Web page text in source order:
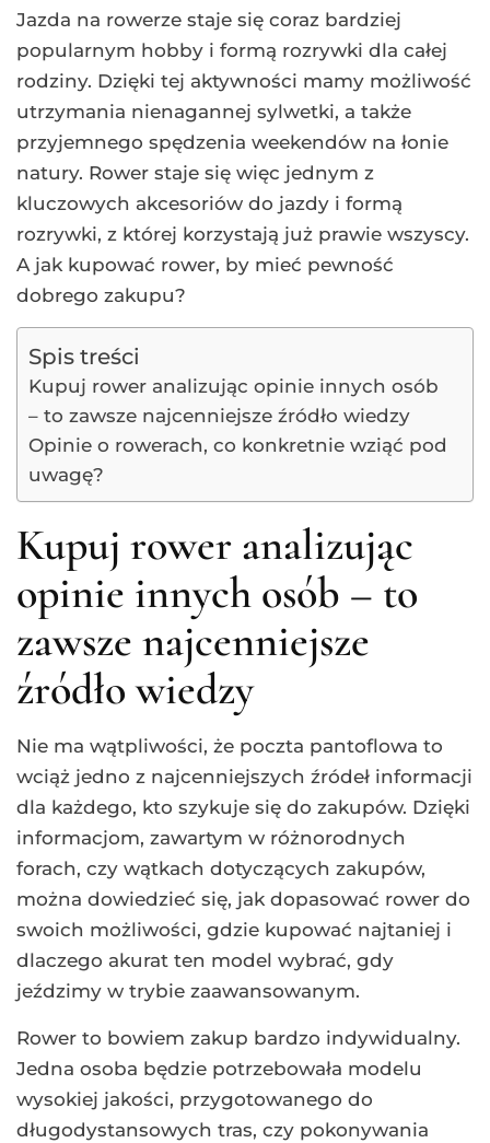
Jazda na rowerze staje się coraz bardziej
popularnym hobby i formą rozrywki dla całej
rodziny. Dzięki tej aktywności mamy możliwość
utrzymania nienagannej sylwetki, a także
przyjemnego spędzenia weekendów na łonie
natury. Rower staje się więc jednym z
kluczowych akcesoriów do jazdy i formą
rozrywki, z której korzystają już prawie wszyscy.
A jak kupować rower, by mieć pewność
dobrego zakupu?
Spis treści
Kupuj rower analizując opinie innych osób
– to zawsze najcenniejsze źródło wiedzy
Opinie o rowerach, co konkretnie wziąć pod
uwagę?
Kupuj rower analizując
opinie innych osób – to
zawsze najcenniejsze
źródło wiedzy
Nie ma wątpliwości, że poczta pantoflowa to
wciąż jedno z najcenniejszych źródeł informacji
dla każdego, kto szykuje się do zakupów. Dzięki
informacjom, zawartym w różnorodnych
forach, czy wątkach dotyczących zakupów,
można dowiedzieć się, jak dopasować rower do
swoich możliwości, gdzie kupować najtaniej i
dlaczego akurat ten model wybrać, gdy
jeździmy w trybie zaawansowanym.
Rower to bowiem zakup bardzo indywidualny.
Jedna osoba będzie potrzebowała modelu
wysokiej jakości, przygotowanego do
długodystansowych tras, czy pokonywania